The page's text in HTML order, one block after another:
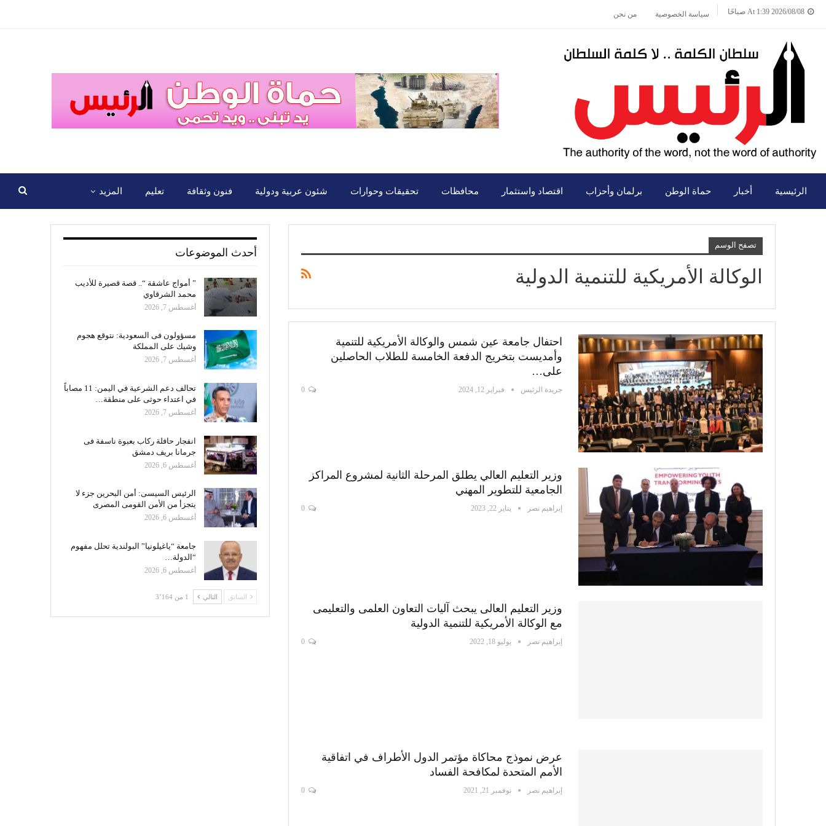
2026/08/08 At 1:39 صباحًا سياسة الخصوصية من نحن
الرئيسية أخبار حماة الوطن برلمان وأحزاب اقتصاد واستثمار محافظات تحقيقات وحوارات شئون عربية ودولية فنون وثقافة تعليم المزيد
تصفح الوسم
الوكالة الأمريكية للتنمية الدولية
احتفال جامعة عين شمس والوكالة الأمريكية للتنمية
وأمديست بتخريج الدفعة الخامسة للطلاب الحاصلين
على…
جريدة الرئيس فبراير 12, 2024
وزير التعليم العالي يطلق المرحلة الثانية لمشروع المراكز
الجامعية للتطوير المهني
إبراهيم نصر يناير 22, 2023
وزير التعليم العالى يبحث آليات التعاون العلمى والتعليمى
مع الوكالة الأمريكية للتنمية الدولية
إبراهيم نصر يوليو 18, 2022
عرض نموذج محاكاة مؤتمر الدول الأطراف في اتفاقية
الأمم المتحدة لمكافحة الفساد
إبراهيم نصر نوفمبر 21, 2021
أحدث الموضوعات
” أمواج عاشقة “.. قصة قصيرة للأديب
محمد الشرقاوي
أغسطس 7, 2026
مسؤولون فى السعودية: نتوقع هجوم
وشيك على المملكة
أغسطس 7, 2026
تحالف دعم الشرعية في اليمن: 11 مصاباً
في اعتداء حوثى على منطقة…
أغسطس 7, 2026
انفجار حافلة ركاب بعبوة ناسفة فى
جرمانا بريف دمشق
أغسطس 6, 2026
الرئيس السيسى: أمن البحرين جزء لا
يتجزأ من الأمن القومى المصرى
أغسطس 6, 2026
جامعة “ياغيلونيا” البولندية تحلل مفهوم
“الدولة…
أغسطس 6, 2026
السابق التالي 1 من 3٬164